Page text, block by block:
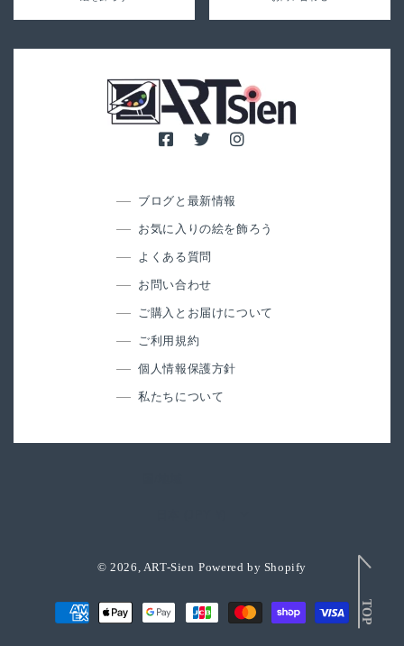
ブログと最新情報
お気に入りの絵を飾ろう
よくある質問
お問い合わせ
ご購入とお届けについて
ご利用規約
個人情報保護方針
私たちについて
© 2026, ART-Sien Powered by Shopify
決
済